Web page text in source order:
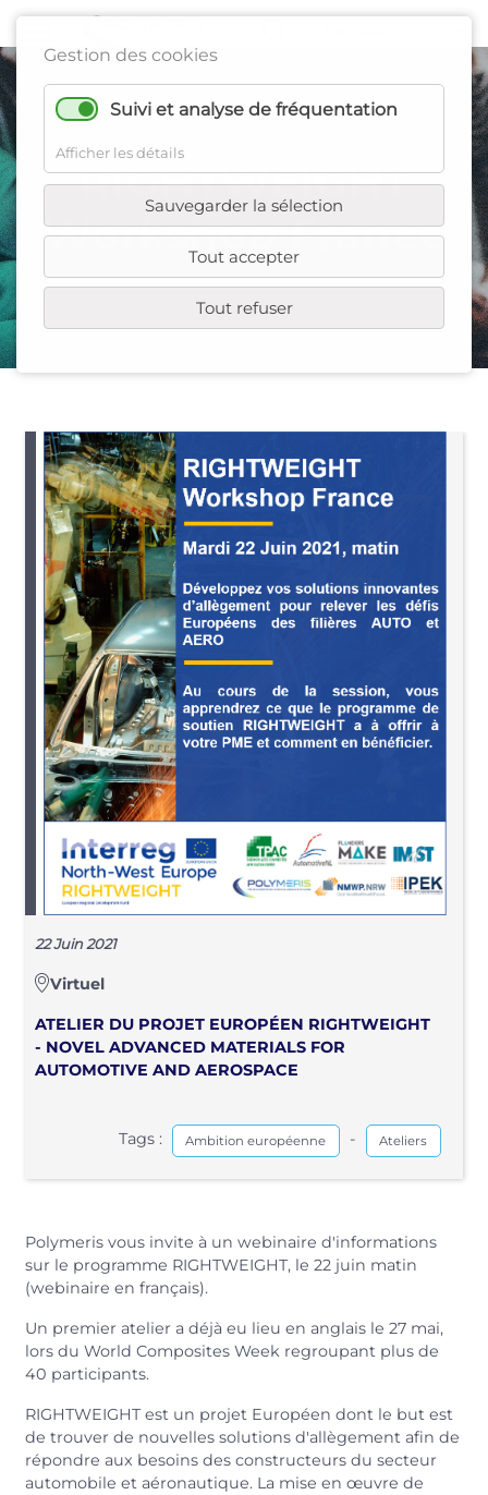
Gestion des cookies
Suivi et analyse de fréquentation
Afficher les détails
Sauvegarder la sélection
Tout accepter
Tout refuser
RIGHTWEIGHT
Workshop France
22 Juin 2021
Virtuel
ATELIER DU PROJET EUROPÉEN RIGHTWEIGHT
- NOVEL ADVANCED MATERIALS FOR
AUTOMOTIVE AND AEROSPACE
Tags : Ambition européenne - Ateliers
Polymeris vous invite à un webinaire d'informations
sur le programme RIGHTWEIGHT, le 22 juin matin
(webinaire en français).
Un premier atelier a déjà eu lieu en anglais le 27 mai,
lors du World Composites Week regroupant plus de
40 participants.
RIGHTWEIGHT est un projet Européen dont le but est
de trouver de nouvelles solutions d'allègement afin de
répondre aux besoins des constructeurs du secteur
automobile et aéronautique. La mise en œuvre de